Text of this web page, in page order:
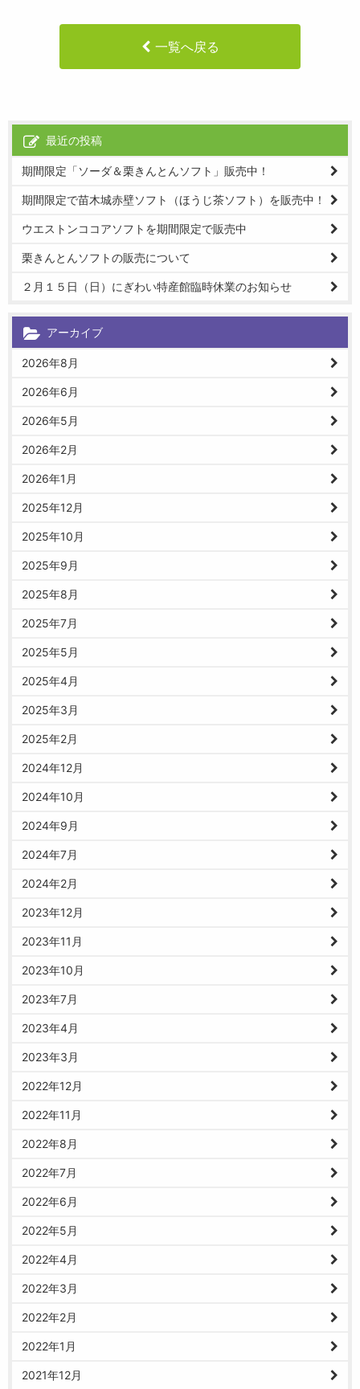
一覧へ戻る
最近の投稿
期間限定「ソーダ＆栗きんとんソフト」販売中！
期間限定で苗木城赤壁ソフト（ほうじ茶ソフト）を販売中！
ウエストンココアソフトを期間限定で販売中
栗きんとんソフトの販売について
２月１５日（日）にぎわい特産館臨時休業のお知らせ
アーカイブ
2026年8月
2026年6月
2026年5月
2026年2月
2026年1月
2025年12月
2025年10月
2025年9月
2025年8月
2025年7月
2025年5月
2025年4月
2025年3月
2025年2月
2024年12月
2024年10月
2024年9月
2024年7月
2024年2月
2023年12月
2023年11月
2023年10月
2023年7月
2023年4月
2023年3月
2022年12月
2022年11月
2022年8月
2022年7月
2022年6月
2022年5月
2022年4月
2022年3月
2022年2月
2022年1月
2021年12月